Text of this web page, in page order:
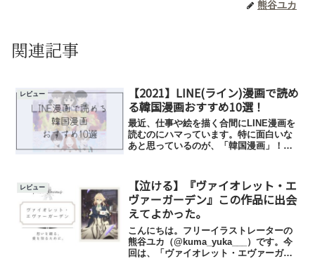
熊谷ユカ
関連記事
レビュー
【2021】LINE(ライン)漫画で読め
る韓国漫画おすすめ10選！
最近、仕事や絵を描く合間にLINE漫画を
読むのにハマっています。特に面白いな
あと思っているのが、「韓国漫画」！…
ていきたいと思います。
レビュー
【泣ける】『ヴァイオレット・エ
ヴァーガーデン』この作品に出会
えてよかった。
こんにちは。フリーイラストレーターの
熊谷ユカ（@kuma_yuka___）です。今
回は、「ヴァイオレット・エヴァーガー